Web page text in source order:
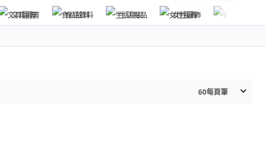
文具圖書
食品飲料 生活用品 女性服飾
60每頁筆